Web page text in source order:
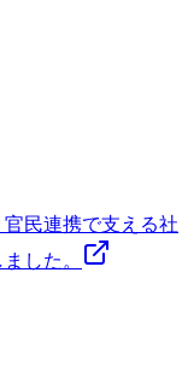
官民連携で支える社
した。